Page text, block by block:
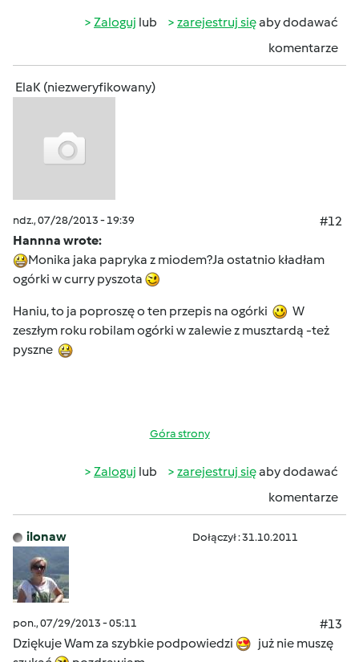
Zaloguj lub zarejestruj sięaby dodawać
komentarze
ElaK (niezweryfikowany)
ndz., 07/28/2013 - 19:39
#12
Hannna wrote:
Monika jaka papryka z miodem?Ja ostatnio kładłam
ogórki w curry pyszota
Haniu, to ja poproszę o ten przepis na ogórki
W
zeszłym roku robilam ogórki w zalewie z musztardą -też
pyszne
Góra strony
Zaloguj lub zarejestruj sięaby dodawać
komentarze
ilonaw Dołączył : 31.10.2011
pon., 07/29/2013 - 05:11
#13
Dziękuje Wam za szybkie podpowiedzi
już nie muszę